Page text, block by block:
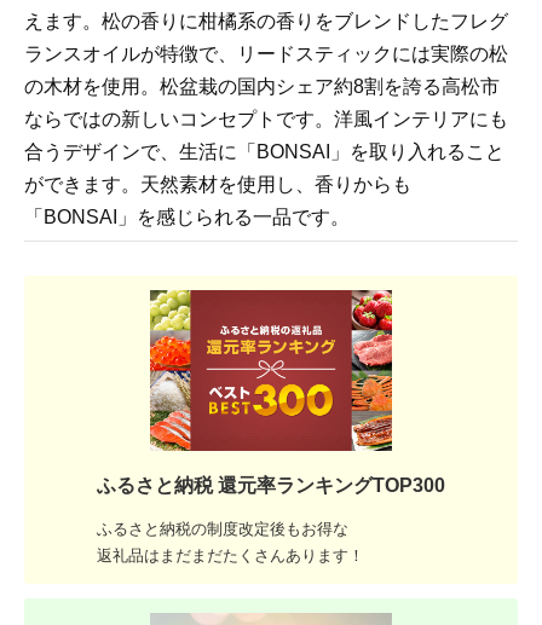
えます。松の香りに柑橘系の香りをブレンドしたフレグ
ランスオイルが特徴で、リードスティックには実際の松
の木材を使用。松盆栽の国内シェア約8割を誇る高松市
ならではの新しいコンセプトです。洋風インテリアにも
合うデザインで、生活に「BONSAI」を取り入れること
ができます。天然素材を使用し、香りからも
「BONSAI」を感じられる一品です。
ふるさと納税 還元率ランキングTOP300
ふるさと納税の制度改定後もお得な
返礼品はまだまだたくさんあります！